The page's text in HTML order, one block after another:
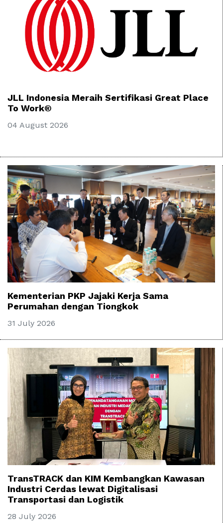
JLL Indonesia Meraih Sertifikasi Great Place
To Work®
04 August 2026
Kementerian PKP Jajaki Kerja Sama
Perumahan dengan Tiongkok
31 July 2026
TransTRACK dan KIM Kembangkan Kawasan
Industri Cerdas lewat Digitalisasi
Transportasi dan Logistik
28 July 2026